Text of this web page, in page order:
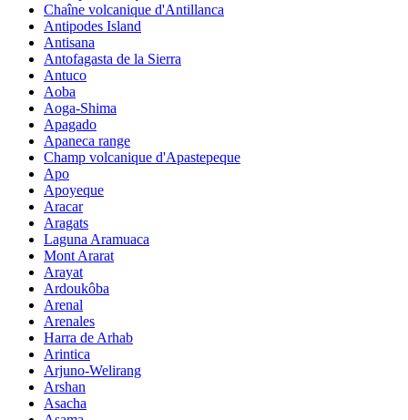
Chaîne volcanique d'Antillanca
Antipodes Island
Antisana
Antofagasta de la Sierra
Antuco
Aoba
Aoga-Shima
Apagado
Apaneca range
Champ volcanique d'Apastepeque
Apo
Apoyeque
Aracar
Aragats
Laguna Aramuaca
Mont Ararat
Arayat
Ardoukôba
Arenal
Arenales
Harra de Arhab
Arintica
Arjuno-Welirang
Arshan
Asacha